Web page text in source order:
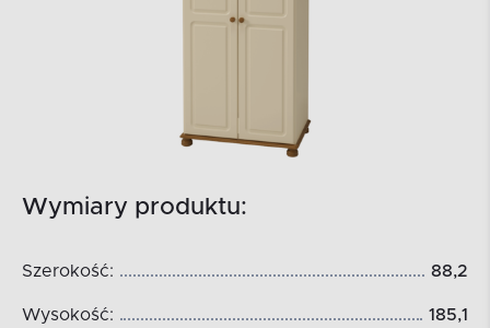
Wymiary produktu:
Szerokość: 88,2
Wysokość: 185,1